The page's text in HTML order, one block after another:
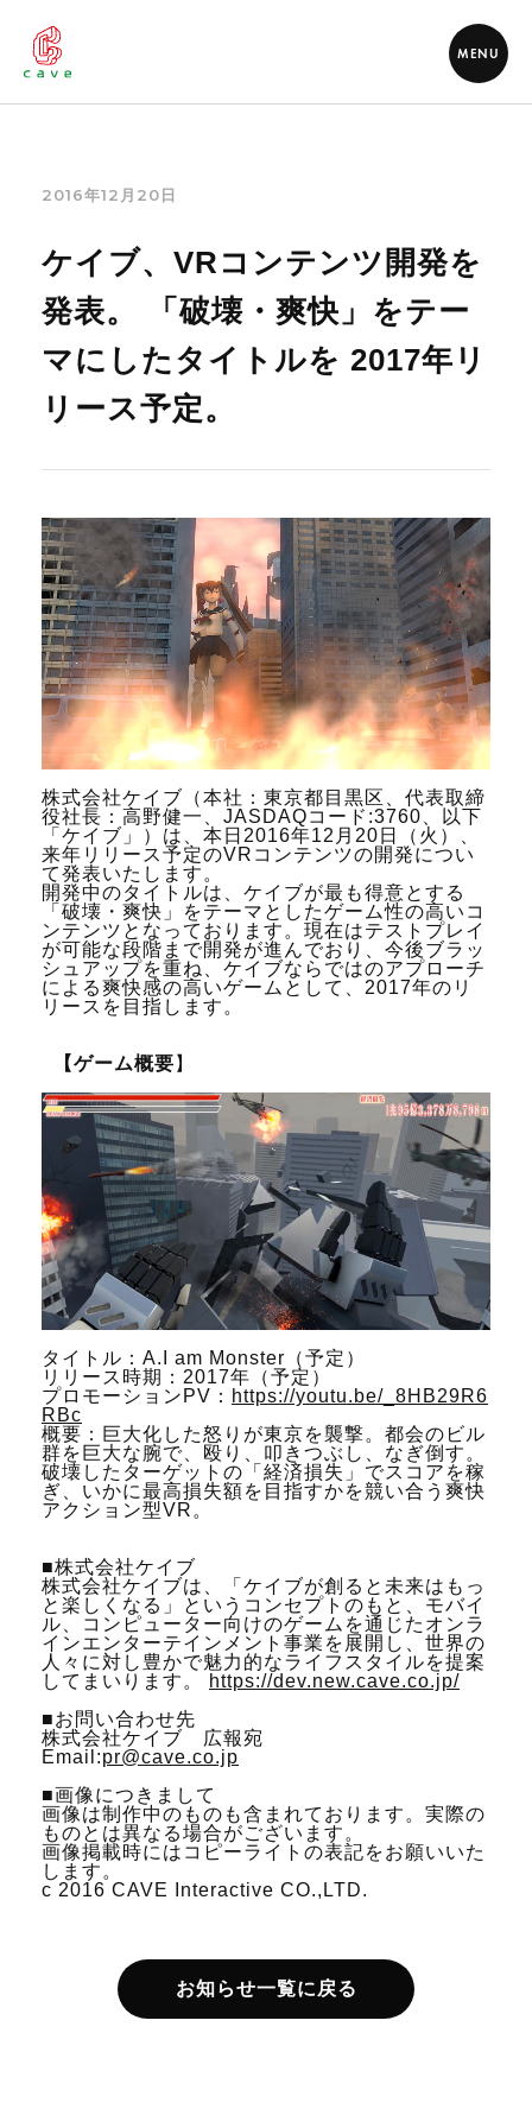
MENU
2016年12月20日
ケイブ、VRコンテンツ開発を
発表。 「破壊・爽快」をテー
マにしたタイトルを 2017年リ
リース予定。
株式会社ケイブ（本社：東京都目黒区、代表取締
役社長：高野健一、JASDAQコード:3760、以下
「ケイブ」）は、本日2016年12月20日（火）、
来年リリース予定のVRコンテンツの開発につい
て発表いたします。
開発中のタイトルは、ケイブが最も得意とする
「破壊・爽快」をテーマとしたゲーム性の高いコ
ンテンツとなっております。現在はテストプレイ
が可能な段階まで開発が進んでおり、今後ブラッ
シュアップを重ね、ケイブならではのアプローチ
による爽快感の高いゲームとして、2017年のリ
リースを目指します。
【ゲーム概要 】
タイトル：A.I am Monster（予定）
リリース時期：2017年（予定）
プロモーションPV： https://youtu.be/_8HB29R6
RBc
概要：巨大化した怒りが東京を襲撃。都会のビル
群を巨大な腕で、殴り、叩きつぶし、なぎ倒す。
破壊したターゲットの「経済損失」でスコアを稼
ぎ、いかに最高損失額を目指すかを競い合う爽快
アクション型VR。
■株式会社ケイブ
株式会社ケイブは、「ケイブが創ると未来はもっ
と楽しくなる」というコンセプトのもと、モバイ
ル、コンピューター向けのゲームを通じたオンラ
インエンターテインメント事業を展開し、世界の
人々に対し豊かで魅力的なライフスタイルを提案
してまいります。
https://dev.new.cave.co.jp/
■お問い合わせ先
株式会社ケイブ 広報宛
Email:pr@cave.co.jp
■画像につきまして
画像は制作中のものも含まれております。実際の
ものとは異なる場合がございます。
画像掲載時にはコピーライトの表記をお願いいた
します。
c 2016 CAVE Interactive CO.,LTD.
お知らせ一覧に戻る